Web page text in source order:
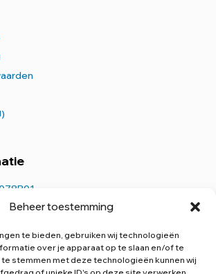
Beheer toestemming
te bieden, gebruiken wij technologieën
over je apparaat op te slaan en/of te
stemmen met deze technologieën kunnen wij